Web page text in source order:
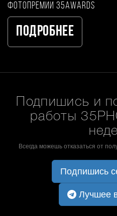
фотопремии 35AWARDS
Подробнее
Подпишись и
работы
Всегда можешь отказаться от
Подпишись
Лучшее